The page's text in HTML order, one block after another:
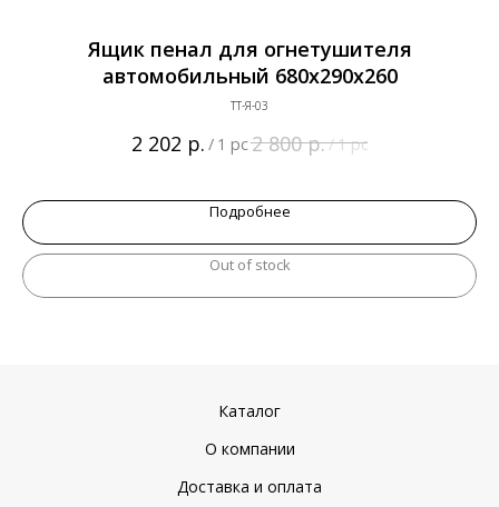
Ящик пенал для огнетушителя
автомобильный 680х290х260
ТТ-Я-03
2 202 р. / 1 pc2 800 р./1 pc
Подробнее
Out of stock
Каталог
О компании
Доставка и оплата